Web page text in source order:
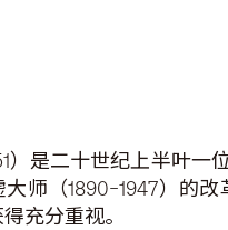
）是二十世纪上半叶
师（1890–1947）的
充分重视。